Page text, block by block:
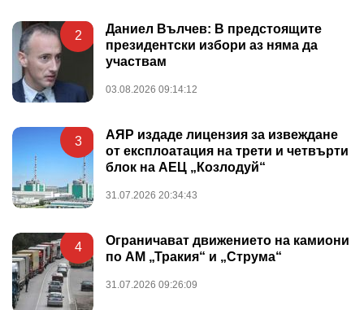
2
Даниел Вълчев: В предстоящите
президентски избори аз няма да
участвам
03.08.2026 09:14:12
3
АЯР издаде лицензия за извеждане
от експлоатация на трети и четвърти
блок на АЕЦ „Козлодуй“
31.07.2026 20:34:43
4
Ограничават движението на камиони
по АМ „Тракия“ и „Струма“
31.07.2026 09:26:09